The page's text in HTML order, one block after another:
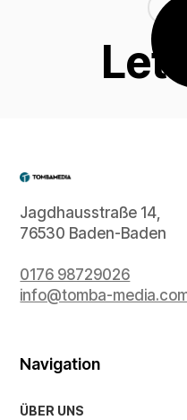
Jagdhausstraße 14,
76530 Baden-Baden
0176 98729026
info@tomba-
Navigation
ÜBER UNS